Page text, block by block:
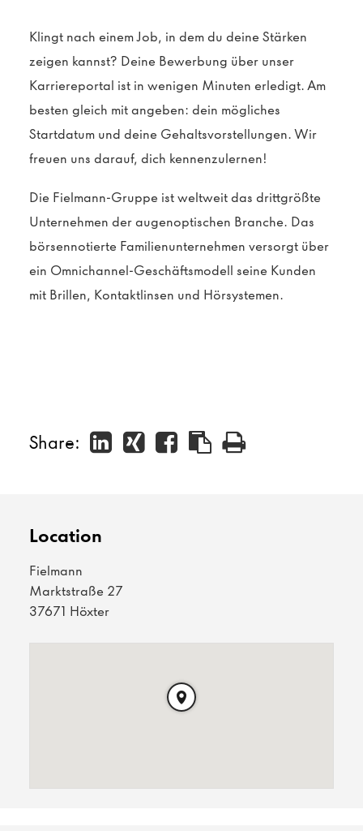
Klingt nach einem Job, in dem du deine Stärken
zeigen kannst? Deine Bewerbung über unser
Karriereportal ist in wenigen Minuten erledigt. Am
besten gleich mit angeben: dein mögliches
Startdatum und deine Gehaltsvorstellungen. Wir
freuen uns darauf, dich kennenzulernen!
Die Fielmann-Gruppe ist weltweit das drittgrößte
Unternehmen der augenoptischen Branche. Das
börsennotierte Familienunternehmen versorgt über
ein Omnichannel-Geschäftsmodell seine Kunden
mit Brillen, Kontaktlinsen und Hörsystemen.
Share:
Location
Fielmann
Marktstraße 27
37671 Höxter